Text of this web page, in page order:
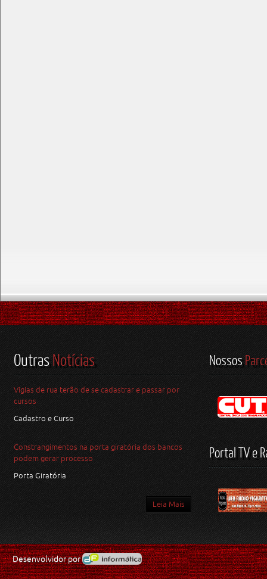
OutrasNotícias
Vigias de rua terão de se cadastrar e passar por
cursos
Cadastro e Curso
Constrangimentos na porta giratória dos bancos
podem gerar processo
Porta Giratória
Leia Mais
Nossos
Portal TV e
Desenvolvidor por